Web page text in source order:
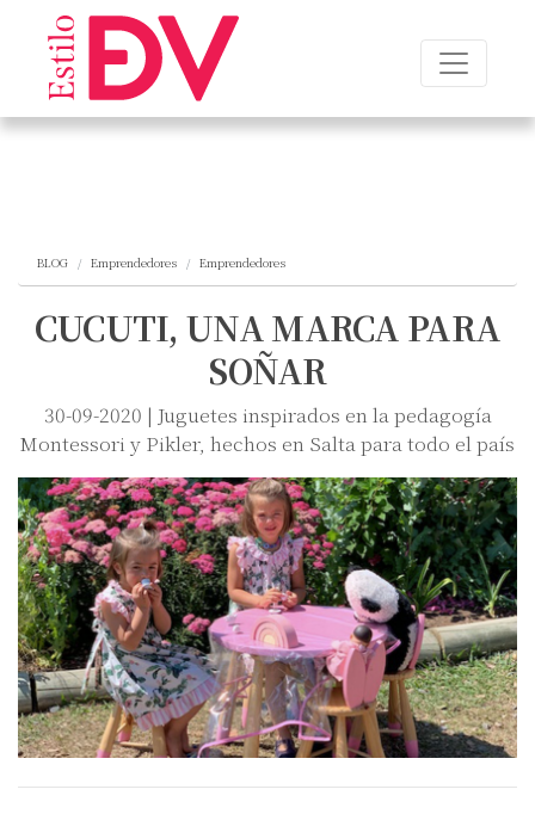
BLOG Emprendedores Emprendedores
CUCUTI, UNA MARCA PARA
SOÑAR
30-09-2020 | Juguetes inspirados en la pedagogía
Montessori y Pikler, hechos en Salta para todo el país